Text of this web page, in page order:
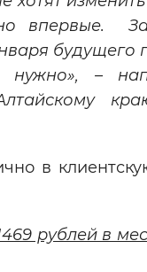
впервые.
будущего
нужно», –
в
рублей в